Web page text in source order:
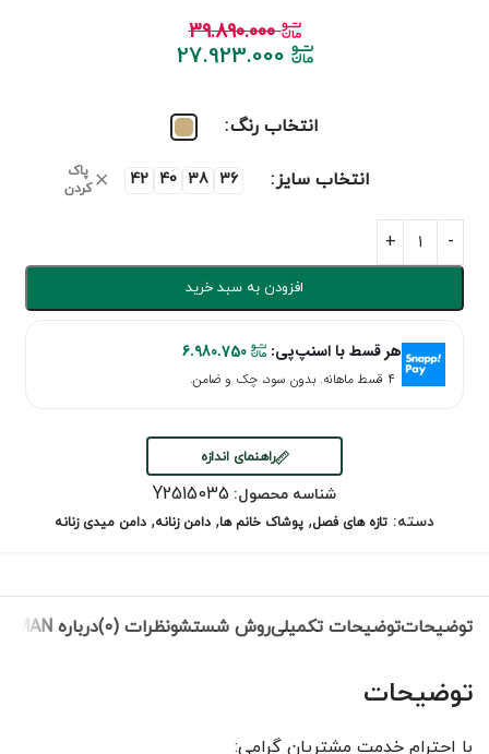
39.890.000
27.923.000
انتخاب رنگ
انتخاب سایز 36
38
40
42
پاک
کردن
افزودن به سبد خرید
هر قسط با اسنپ‌پی: 6.980.750
۴ قسط ماهانه. بدون سود، چک و ضامن.
راهنمای اندازه
شناسه محصول: Y2515035
دسته: تازه های فصل, پوشاک خانم ها, دامن زنانه, دامن میدی زنانه
توضیحاتتوضیحات تکمیلیروش شستشونظرات (0) درباره ROMAN
توضیحات
با احترام خدمت مشتریان گرامی: